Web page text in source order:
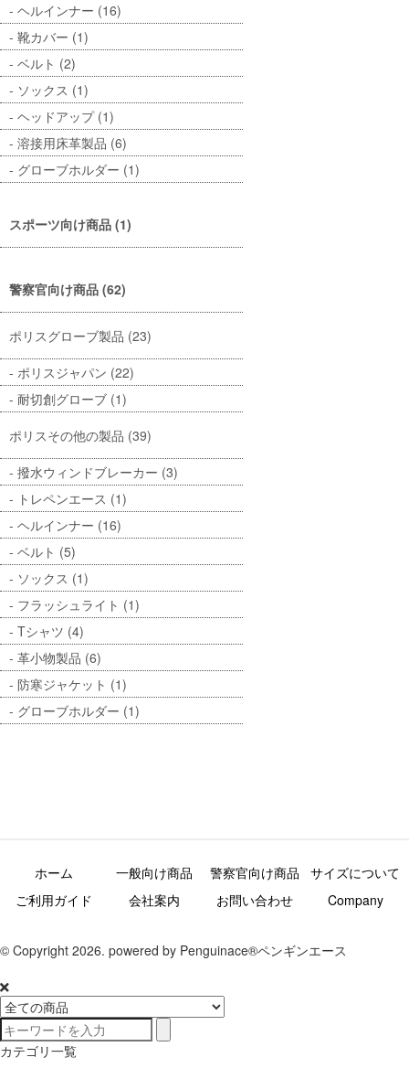
ヘルインナー (16)
靴カバー (1)
ベルト (2)
ソックス (1)
ヘッドアップ (1)
溶接用床革製品 (6)
グローブホルダー (1)
スポーツ向け商品 (1)
警察官向け商品 (62)
ポリスグローブ製品 (23)
ポリスジャパン (22)
耐切創グローブ (1)
ポリスその他の製品 (39)
撥水ウィンドブレーカー (3)
トレペンエース (1)
ヘルインナー (16)
ベルト (5)
ソックス (1)
フラッシュライト (1)
Tシャツ (4)
革小物製品 (6)
防寒ジャケット (1)
グローブホルダー (1)
ホーム 一般向け商品 警察官向け商品
サイズについて
ご利用ガイド
会社案内 お問い合わせ Company
© Copyright 2026. powered by Penguinace®ペンギンエース
カテゴリ一覧